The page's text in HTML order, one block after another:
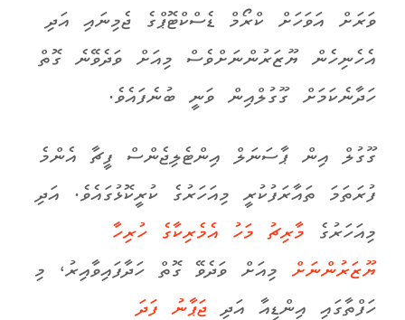
ވަރަށް އަވަހަށް ކްރޯމް ޑެސްކްޓޮޕްގެ ޖެމިނައި އަދި
އެހެނިހެން ޔޫޒަރުންނަށްވެސް މިއަށް ވަދެވޭނެ ގޮތް
ހަދާނެކަމަށް ގޫގުލްއިން ވަނީ ބުނެފައެވެ.
ގޫގުލް އިން ޕާސަނަލް އިންޓެލިޖެންސް ފީޗާ އެންމެ
ފުރަތަމަ ތައާރަފުކުރީ މިއަހަރުގެ ކުރީކޮޅުގައެވެ. އަދި
މިއަހަރުގެ މާރިޗު މަހު އެމެރިކާގެ ހުރިހާ
ޔޫޒަރުންނަށް މިއަށް ވަދެވޭ ގޮތް ހަދާފައިވާއިރު، މި
ހަފްތާގައި އިންޑިއާ އަދި ޖަޕާނު ފަދަ